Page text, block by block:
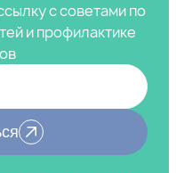
с советами по
и профилактике